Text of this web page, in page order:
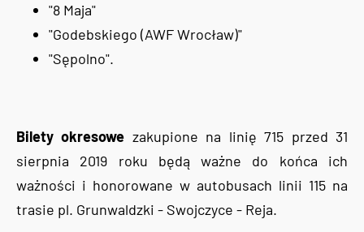
"8 Maja"
"Godebskiego (AWF Wrocław)"
"Sępolno".
Bilety okresowe zakupione na linię 715 przed 31
sierpnia 2019 roku będą ważne do końca ich
ważności i honorowane w autobusach linii 115 na
trasie pl. Grunwaldzki - Swojczyce - Reja.